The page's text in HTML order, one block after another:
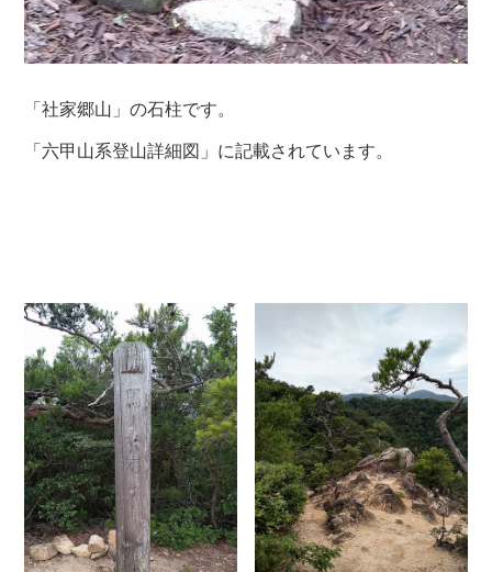
「社家郷山」の石柱です。
「六甲山系登山詳細図」に記載されています。